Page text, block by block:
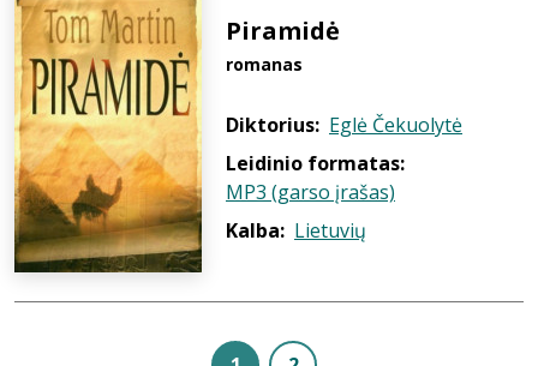
Piramidė
romanas
Diktorius: Eglė Čekuolytė
Leidinio formatas:
MP3 (garso įrašas)
Kalba: Lietuvių